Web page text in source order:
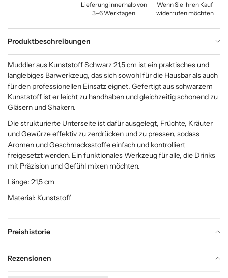
Lieferung innerhalb von
3–6 Werktagen
Wenn Sie Ihren Kauf
widerrufen möchten
Produktbeschreibungen
Preishistorie
Rezensionen
Muddler aus Kunststoff Schwarz 21,5 cm ist ein praktisches und
langlebiges Barwerkzeug, das sich sowohl für die Hausbar als auch
für den professionellen Einsatz eignet. Gefertigt aus schwarzem
Kunststoff ist er leicht zu handhaben und gleichzeitig schonend zu
Gläsern und Shakern.
Die strukturierte Unterseite ist dafür ausgelegt, Früchte, Kräuter
und Gewürze effektiv zu zerdrücken und zu pressen, sodass
Aromen und Geschmacksstoffe einfach und kontrolliert
freigesetzt werden. Ein funktionales Werkzeug für alle, die Drinks
mit Präzision und Gefühl mixen möchten.
Länge: 21,5 cm
Material: Kunststoff